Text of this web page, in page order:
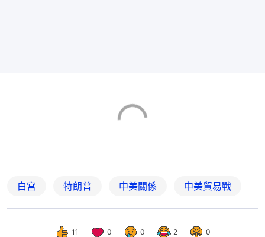
白宮 特朗普 中美關係 中美貿易戰
11 0 0 2 0